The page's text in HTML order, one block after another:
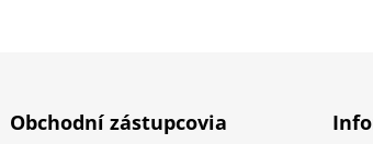
Obchodní zástupcovia